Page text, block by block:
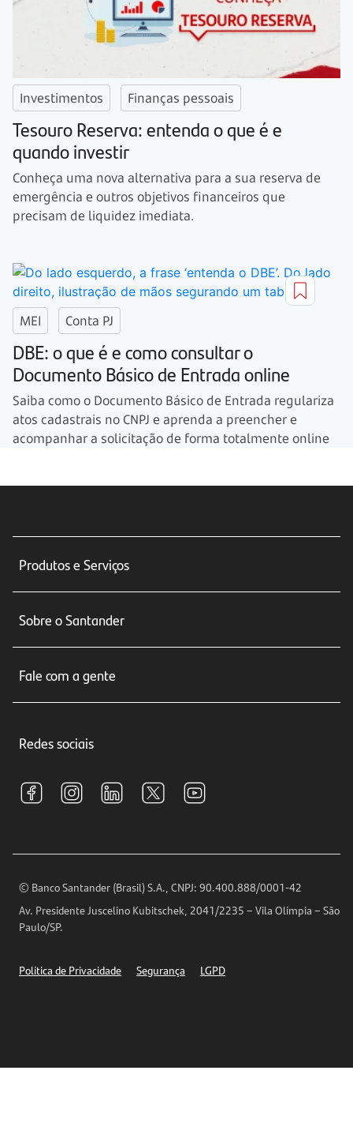
Investimentos Finanças pessoais
Tesouro Reserva: entenda o que é e
quando investir
Conheça uma nova alternativa para a sua reserva de
emergência e outros objetivos financeiros que
precisam de liquidez imediata.
MEI Conta PJ
DBE: o que é e como consultar o
Documento Básico de Entrada online
Saiba como o Documento Básico de Entrada regulariza
atos cadastrais no CNPJ e aprenda a preencher e
acompanhar a solicitação de forma totalmente online
Produtos e Serviços
Seguros
Crédito e Financiamentos
Investimentos
Sobre o Santander
Relações com Investidores
Fale com a gente
Central de Renegociação
S.A.C
Encontre nossas agências
Horários de Atendimento
Telefones
Redes sociais
© Banco Santander (Brasil) S.A., CNPJ: 90.400.888/0001-42
Av. Presidente Juscelino Kubitschek, 2041/2235 – Vila Olímpia – São
Paulo/SP.
Política de Privacidade Segurança LGPD